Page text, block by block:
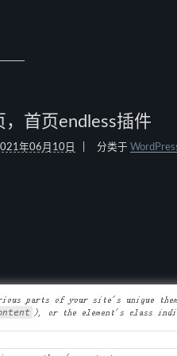
首页endless插件
年06月10日 分类于